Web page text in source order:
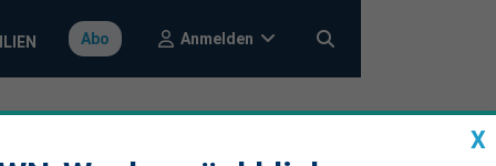
Abo Anmelden
X